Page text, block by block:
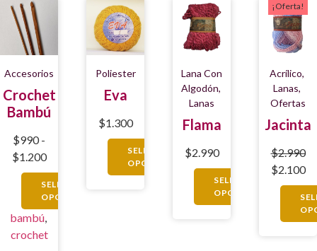
Accesorios
Crochet
Bambú
$990 -
$1.200
SELECCIONAR
OPCIONES
bambú,
crochet
Poliester
Eva
$1.300
SELECCIONAR
OPCIONES
Lana Con
Algodón,
Lanas
Flama
$2.990
SELECCIONAR
OPCIONES
¡Oferta!
Acrílico,
Lanas,
Ofertas
Jacinta
$2.990
$2.100